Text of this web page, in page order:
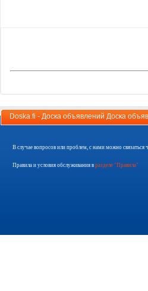
Doska.fi - Доска объявлений Доска
В случае вопросов или проблем, с нами можно связаться
Правила и условия обслуживания в разделе "Правила"